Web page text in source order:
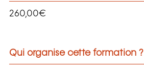
260,00€
Qui organise cette formation ?